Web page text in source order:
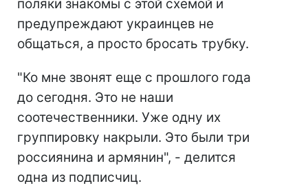
поляки знакомы с этой схемой и
предупреждают украинцев не
общаться, а просто бросать трубку.
"Ко мне звонят еще с прошлого года
до сегодня. Это не наши
соотечественники. Уже одну их
группировку накрыли. Это были три
россиянина и армянин", - делится
одна из подписчиц.